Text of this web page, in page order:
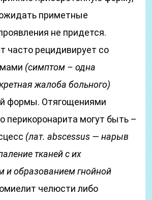
приметные
не придется.
часто рецидивирует со
(симптом – одна
жалоба больного)
формы. Отягощениями
перикоронарита могут быть –
(лат. abscessus — нарыв
тканей с их
и образованием гнойной
челюсти либо